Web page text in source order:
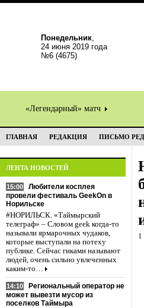
Понедельник,
24 июня 2019 года
№6 (4675)
«Легендарный» матч
ГЛАВНАЯ РЕДАКЦИЯ ПИСЬМО
ЛЕНТА НОВОСТЕЙ
15:00
Любители косплея
провели фестиваль GeekOn в
Норильске
#НОРИЛЬСК. «Таймырский
телеграф» – Словом geek когда-то
называли ярмарочных чудаков,
которые выступали на потеху
публике. Сейчас гиками называют
людей, очень сильно увлеченных
каким-то…
14:10
Региональный оператор не
может вывезти мусор из
поселков Таймыра
1